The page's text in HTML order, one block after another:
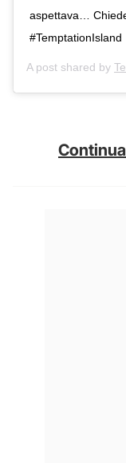
aspettava…
#TemptationIsland
A post shared by